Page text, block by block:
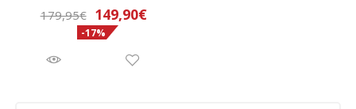
179,95€ El
precio
original
149,90€El
-17%